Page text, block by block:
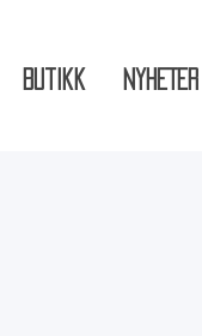
Butikk NYHETER